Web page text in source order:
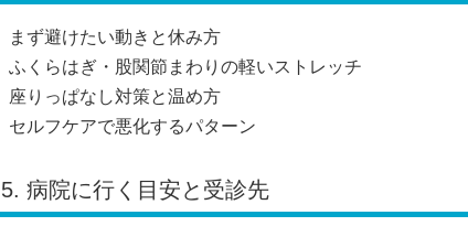
まず避けたい動きと休み方
ふくらはぎ・股関節まわりの軽いストレッチ
座りっぱなし対策と温め方
セルフケアで悪化するパターン
5. 病院に行く目安と受診先